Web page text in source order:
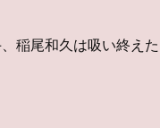
稲尾和久は吸い終え